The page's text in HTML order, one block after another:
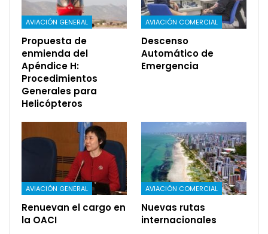
AVIACIÓN GENERAL
Propuesta de
enmienda del
Apéndice H:
Procedimientos
Generales para
Helicópteros
AVIACIÓN COMERCIAL
Descenso
Automático de
Emergencia
AVIACIÓN GENERAL
Renuevan el cargo en
la OACI
AVIACIÓN COMERCIAL
Nuevas rutas
internacionales